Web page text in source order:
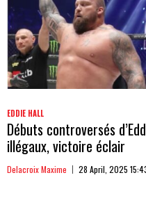
EDDIE HALL
Débuts controversés
illégaux, victoire éclair
Delacroix Maxime 28 April, 2025